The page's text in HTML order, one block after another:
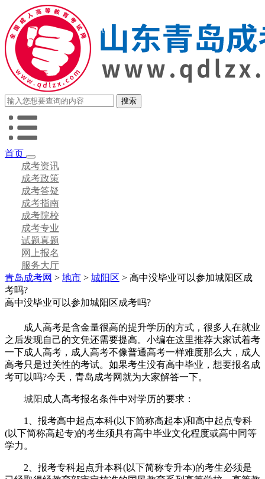
首页
成考资讯
成考政策
成考答疑
成考指南
成考院校
成考专业
试题真题
网上报名
服务大厅
青岛成考网 > 地市 > 城阳区 > 高中没毕业可以参加城阳区成
考吗?
高中没毕业可以参加城阳区成考吗?
成人高考是含金量很高的提升学历的方式，很多人在就业
之后发现自己的文凭还需要提高。小编在这里推荐大家试着考
一下成人高考，成人高考不像普通高考一样难度那么大，成人
高考只是过关性的考试。如果考生没有高中毕业，想要报名成
考可以吗?今天，青岛成考网就为大家解答一下。
城阳 成人高考报名条件中对学历的要求：
1、报考高中起点本科(以下简称高起本)和高中起点专科
(以下简称高起专)的考生须具有高中毕业文化程度或高中同等
学力。
2、报考专科起点升本科(以下简称专升本)的考生必须是